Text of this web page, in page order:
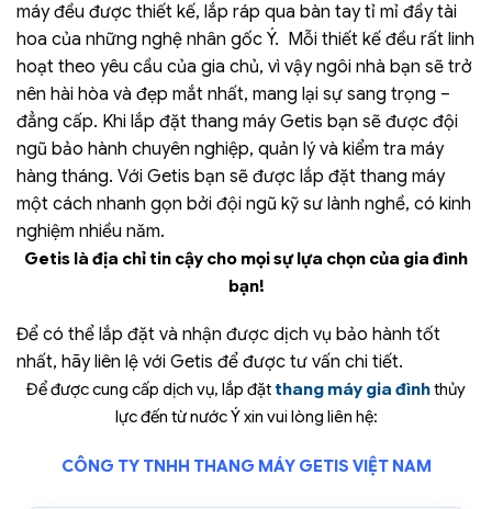
máy đều được thiết kế, lắp ráp qua bàn tay tỉ mỉ đầy tài
hoa của những nghệ nhân gốc Ý. Mỗi thiết kế đều rất linh
hoạt theo yêu cầu của gia chủ, vì vậy ngôi nhà bạn sẽ trở
nên hài hòa và đẹp mắt nhất, mang lại sự sang trọng –
đẳng cấp. Khi lắp đặt thang máy Getis bạn sẽ được đội
ngũ bảo hành chuyên nghiệp, quản lý và kiểm tra máy
hàng tháng. Với Getis bạn sẽ được lắp đặt thang máy
một cách nhanh gọn bởi đội ngũ kỹ sư lành nghề, có kinh
nghiệm nhiều năm.
Getis là địa chỉ tin cậy cho mọi sự lựa chọn của gia đình
bạn!
Để có thể lắp đặt và nhận được dịch vụ bảo hành tốt
nhất, hãy liên lệ với Getis để được tư vấn chi tiết.
Để được cung cấp dịch vụ, lắp đặtthang máy gia đìnhthủy
lực đến từ nước Ý xin vui lòng liên hệ:
CÔNG TY TNHH THANG MÁY GETIS VIỆT NAM